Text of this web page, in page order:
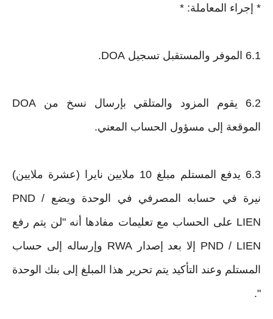
* إجراء المعاملة: *
6.1 الموفر والمستقبل تسجيل DOA.
6.2 يقوم المزود والمتلقي بإرسال نسخ من DOA
الموقعة إلى مسؤول الحساب المعني.
6.3 يدفع المستلم مبلغ 10 ملايين نايرا (عشرة ملايين)
نيرة في حسابه المصرفي في الوحدة ويضع PND /
LIEN على الحساب مع تعليمات مفادها أنه "لن يتم رفع
PND / LIEN إلا بعد إصدار RWA وإرساله إلى حساب
المستلم وعند التأكيد يتم تحرير هذا المبلغ إلى بنك الوحدة
".